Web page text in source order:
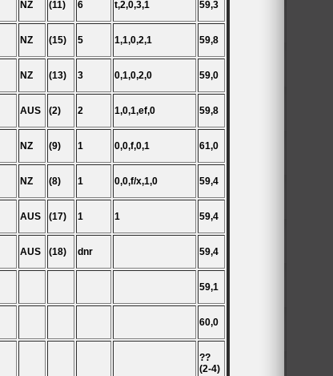
NZ (11) 6 t,2,0,3,1 59,3
NZ (15) 5 1,1,0,2,1 59,8
NZ (13) 3 0,1,0,2,0 59,0
AUS (2) 2 1,0,1,ef,0 59,8
NZ (9) 1 0,0,f,0,1 61,0
NZ (8) 1 0,0,f/x,1,0 59,4
AUS (17) 1 1 59,4
AUS (18) dnr 59,4
59,1
60,0
??
(2-4)